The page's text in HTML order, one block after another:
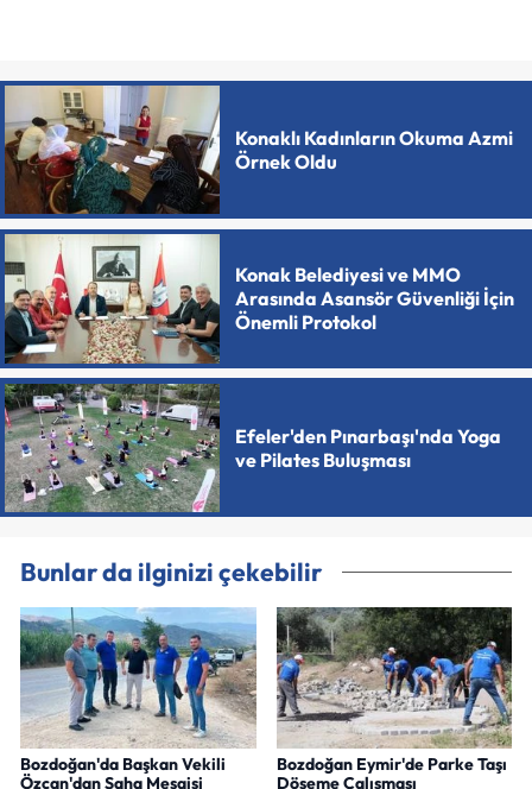
Konaklı Kadınların Okuma Azmi
Örnek Oldu
Konak Belediyesi ve MMO
Arasında Asansör Güvenliği İçin
Önemli Protokol
Efeler'den Pınarbaşı'nda Yoga
ve Pilates Buluşması
Bunlar da ilginizi çekebilir
Bozdoğan'da Başkan Vekili
Özcan'dan Saha Mesaisi
Bozdoğan Eymir'de Parke Taşı
Döşeme Çalışması